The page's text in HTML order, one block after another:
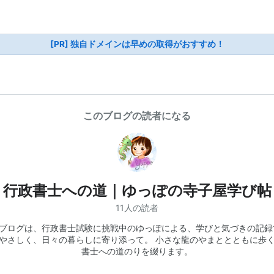
[PR] 独自ドメインは早めの取得がおすすめ！
このブログの読者になる
行政書士への道｜ゆっぽの寺子屋学び帖
11人の読者
ログは、行政書士試験に挑戦中のゆっぽによる、学びと気づきの記録
さしく、日々の暮らしに寄り添って。 小さな龍のやまととともに歩
書士への道のりを綴ります。